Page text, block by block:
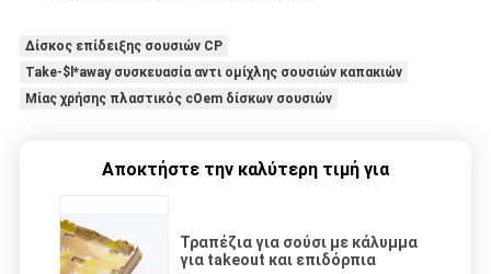
Δίσκος επίδειξης σουσιών CP
Take-$l*away συσκευασία αντι ομίχλης σουσιών καπακιών
Μίας χρήσης πλαστικός cOem δίσκων σουσιών
Αποκτήστε την καλύτερη τιμή για
Τραπέζια για σούσι με κάλυμμα
για takeout και επιδόρπια